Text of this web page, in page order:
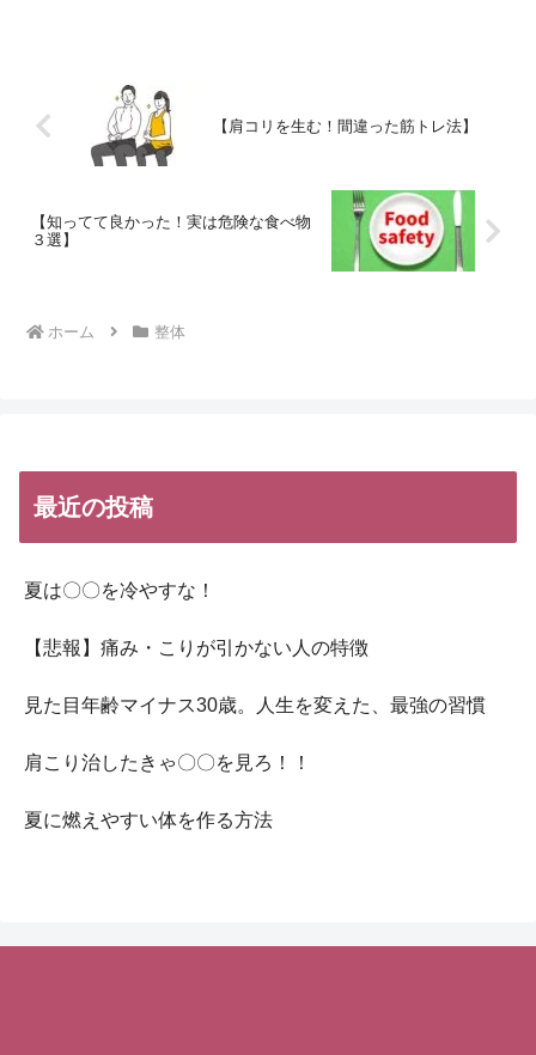
【肩コリを生む！間違った筋トレ法】
【知ってて良かった！実は危険な食べ物
３選】
ホーム 整体
最近の投稿
夏は〇〇を冷やすな！
【悲報】痛み・こりが引かない人の特徴
見た目年齢マイナス30歳。人生を変えた、最強の習慣
肩こり治したきゃ〇〇を見ろ！！
夏に燃えやすい体を作る方法